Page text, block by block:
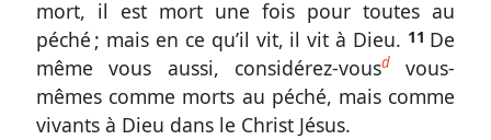
mort, il est mort une fois pour toutes au
péché ; mais en ce qu’il vit, il vit à Dieu. 11 De
même vous aussi, considérez-vousdvous-
mêmes comme morts au péché, mais comme
vivants à Dieu dans le Christ Jésus.
5
L’œuvre
de
Christ
en